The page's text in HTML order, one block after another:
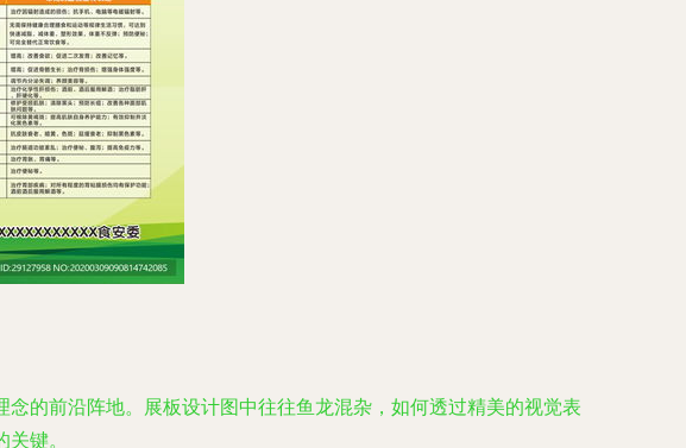
的前沿阵地。展板设计图中往往鱼龙混杂，如何透过精美的视觉表
键。